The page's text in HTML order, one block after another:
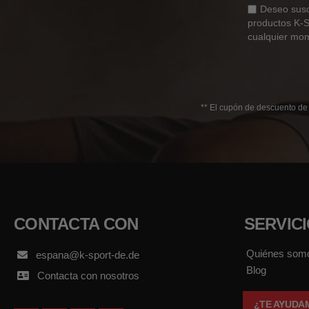
Deseo
productos K-
cualquier
** El cupón de descuento
CONTACTA CON
espana@k-sport-de.de
Contacta con nosotros
Quiénes
Blog
¿TE